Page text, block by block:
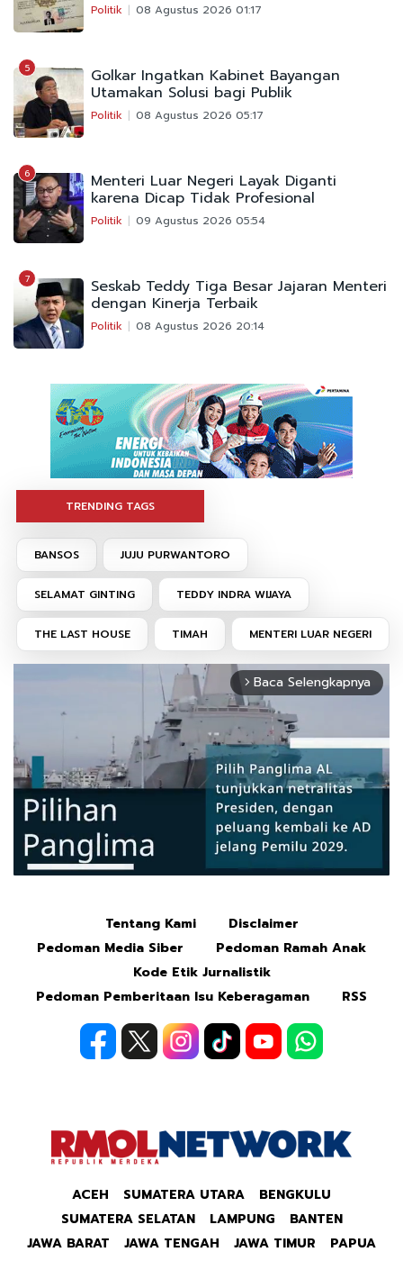
Politik 08 Agustus 2026 01:17
5 Golkar Ingatkan Kabinet Bayangan
Utamakan Solusi bagi Publik
Politik 08 Agustus 2026 05:17
6 Menteri Luar Negeri Layak Diganti
karena Dicap Tidak Profesional
Politik 09 Agustus 2026 05:54
7 Seskab Teddy Tiga Besar Jajaran Menteri
dengan Kinerja Terbaik
Politik 08 Agustus 2026 20:14
TRENDING TAGS
BANSOS JUJU PURWANTORO
SELAMAT GINTING TEDDY INDRA WIJAYA
THE LAST HOUSE TIMAH MENTERI LUAR NEGERI
arrow_forward_ios Baca Selengkapnya
Tentang Kami
Disclaimer
Pedoman Media Siber
Pedoman Ramah Anak
Kode Etik Jurnalistik
Pedoman Pemberitaan Isu Keberagaman
RSS
ACEH SUMATERA UTARA
BENGKULU
SUMATERA SELATAN
LAMPUNG
BANTEN
JAWA BARAT
JAWA TENGAH JAWA TIMUR PAPUA